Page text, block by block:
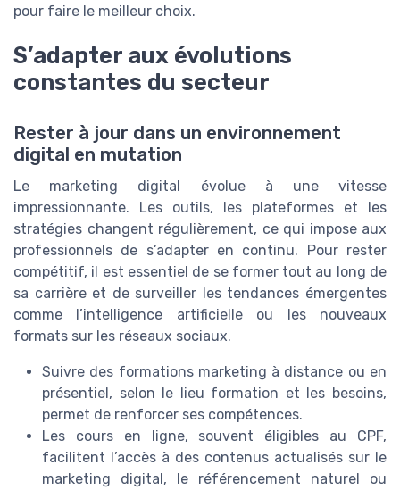
pour faire le meilleur choix.
S’adapter aux évolutions
constantes du secteur
Rester à jour dans un environnement
digital en mutation
Le marketing digital évolue à une vitesse
impressionnante. Les outils, les plateformes et les
stratégies changent régulièrement, ce qui impose aux
professionnels de s’adapter en continu. Pour rester
compétitif, il est essentiel de se former tout au long de
sa carrière et de surveiller les tendances émergentes
comme l’intelligence artificielle ou les nouveaux
formats sur les réseaux sociaux.
Suivre des formations marketing à distance ou en
présentiel, selon le lieu formation et les besoins,
permet de renforcer ses compétences.
Les cours en ligne, souvent éligibles au CPF,
facilitent l’accès à des contenus actualisés sur le
marketing digital, le référencement naturel ou